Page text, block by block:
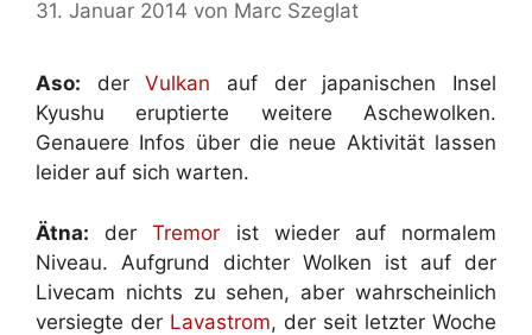
31. Januar 2014 von Marc Szeglat
Aso: derVulkan auf der japanischen Insel
Kyushu eruptierte weitere Aschewolken.
Genauere Infos über die neue Aktivität lassen
leider auf sich warten.
Ätna: derTremor ist wieder auf normalem
Niveau. Aufgrund dichter Wolken ist auf der
Livecam nichts zu sehen, aber wahrscheinlich
versiegte der Lavastrom, der seit letzter Woche